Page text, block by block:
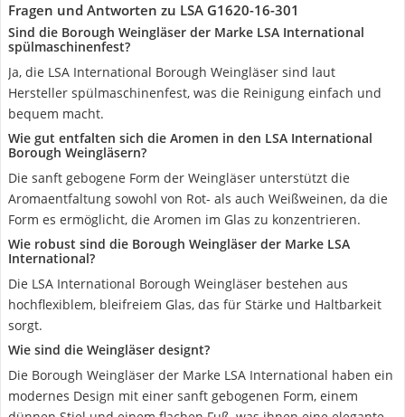
Fragen und Antworten zu LSA G1620-16-301
Sind die Borough Weingläser der Marke LSA International
spülmaschinenfest?
Ja, die LSA International Borough Weingläser sind laut
Hersteller spülmaschinenfest, was die Reinigung einfach und
bequem macht.
Wie gut entfalten sich die Aromen in den LSA International
Borough Weingläsern?
Die sanft gebogene Form der Weingläser unterstützt die
Aromaentfaltung sowohl von Rot- als auch Weißweinen, da die
Form es ermöglicht, die Aromen im Glas zu konzentrieren.
Wie robust sind die Borough Weingläser der Marke LSA
International?
Die LSA International Borough Weingläser bestehen aus
hochflexiblem, bleifreiem Glas, das für Stärke und Haltbarkeit
sorgt.
Wie sind die Weingläser designt?
Die Borough Weingläser der Marke LSA International haben ein
modernes Design mit einer sanft gebogenen Form, einem